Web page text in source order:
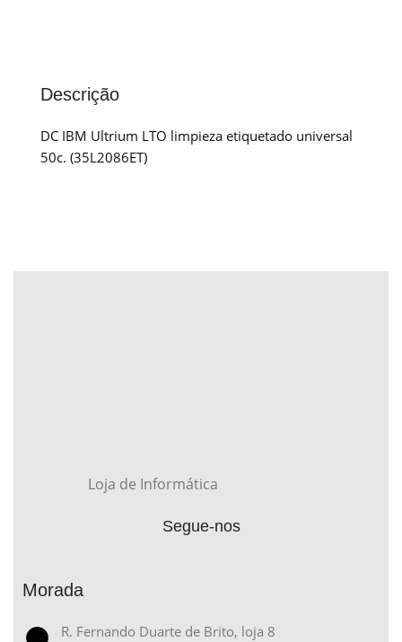
Descrição
DC IBM Ultrium LTO limpieza etiquetado universal
50c. (35L2086ET)
Loja de Informática
Segue-nos
Morada
R. Fernando Duarte de Brito, loja 8